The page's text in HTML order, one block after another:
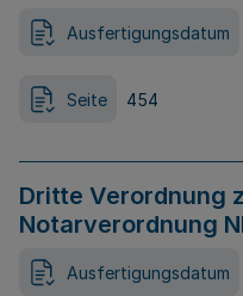
Ausfertigungsdatum
Seite 454
Dritte Verordnung
Notarverordnung
Ausfertigungsdatum